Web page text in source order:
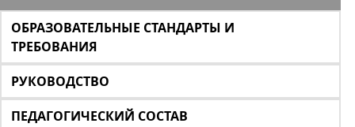
ОБРАЗОВАТЕЛЬНЫЕ СТАНДАРТЫ И
ТРЕБОВАНИЯ
РУКОВОДСТВО
ПЕДАГОГИЧЕСКИЙ СОСТАВ